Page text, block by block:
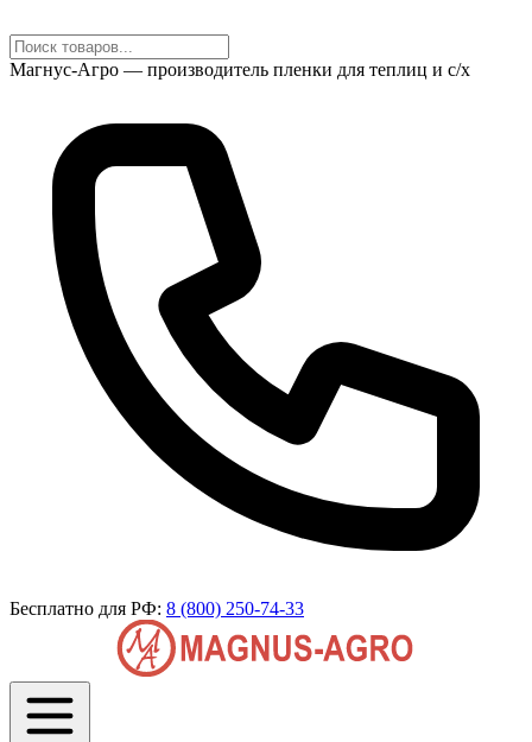
Магнус-Агро — производитель пленки для теплиц и с/х
Бесплатно для РФ: 8 (800) 250-74-33